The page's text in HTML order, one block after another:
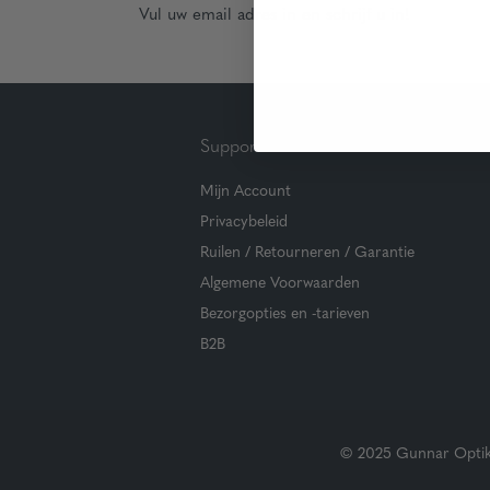
Vul uw email adres in en schrijf u in!
Support
Mijn Account
Privacybeleid
Ruilen / Retourneren / Garantie
Algemene Voorwaarden
Bezorgopties en -tarieven
B2B
© 2025 Gunnar